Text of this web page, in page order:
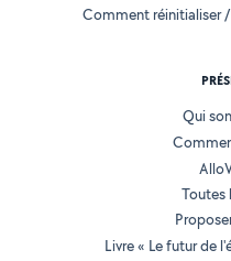
Comment réinitialiser
Qui
Toutes
Livre « Le futur de